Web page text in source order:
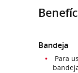
Bandeja
Para